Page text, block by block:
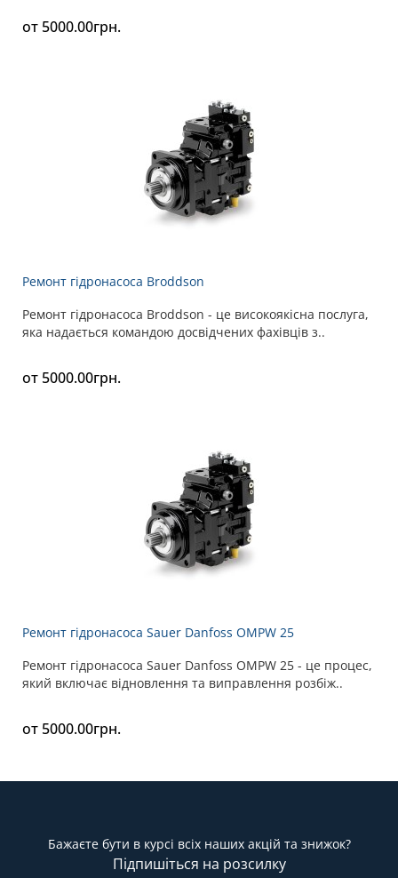
от 5000.00грн.
Ремонт гідронасоса Broddson
Ремонт гідронасоса Broddson - це високоякісна послуга,
яка надається командою досвідчених фахівців з..
от 5000.00грн.
Ремонт гідронасоса Sauer Danfoss OMPW 25
Ремонт гідронасоса Sauer Danfoss OMPW 25 - це процес,
який включає відновлення та виправлення розбіж..
от 5000.00грн.
Бажаєте бути в курсі всіх наших акцій та знижок?
Підпишіться на розсилку